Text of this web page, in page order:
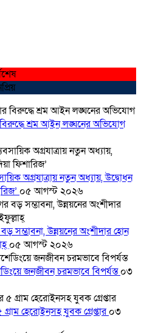
শ্রম আইন লঙ্ঘনের অভিযোগ
অগ্রযাত্রায় নতুন অধ্যায়, উদ্বোধন
০৫ আগস্ট ২০২৬
সম্ভাবনা, উন্নয়নের অংশীদার হোন
০৫ আগস্ট ২০২৬
জনজীবন চরমভাবে বিপর্যস্ত০৩
হেরোইনসহ যুবক গ্রেপ্তার০৩